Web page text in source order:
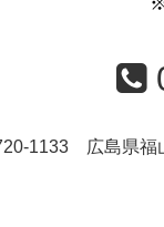
1133 広島県福